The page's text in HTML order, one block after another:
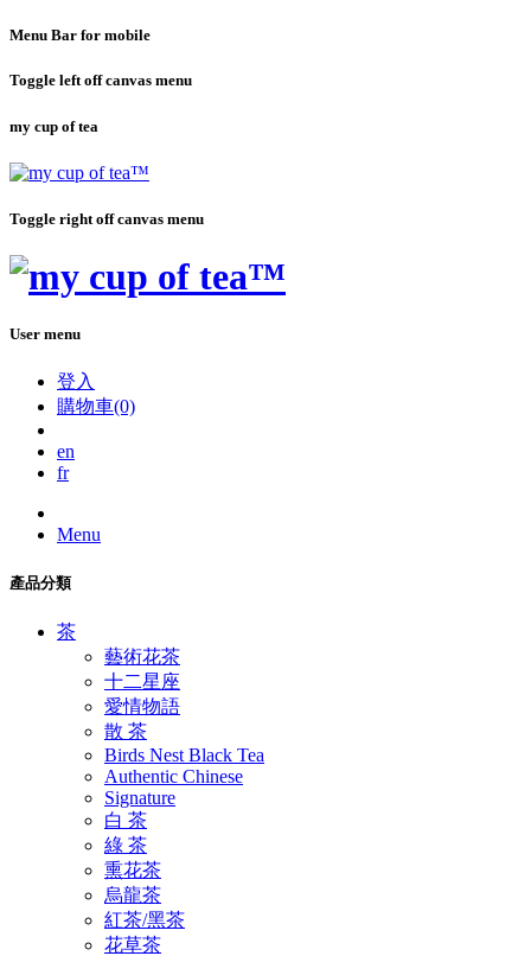
Menu Bar for mobile
Toggle left off canvas menu
my cup of tea
Toggle right off canvas menu
User menu
登入
購物車(0)
en
fr
Menu
產品分類
茶
藝術花茶
十二星座
愛情物語
散 茶
Birds Nest Black Tea
Authentic Chinese
Signature
白 茶
綠 茶
熏花茶
烏龍茶
紅茶/黑茶
花草茶